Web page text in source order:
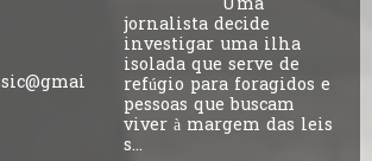
Uma
jornalista decide
investigar uma ilha
isolada que serve de
refúgio para foragidos e
pessoas que buscam
viver à margem das leis
s...